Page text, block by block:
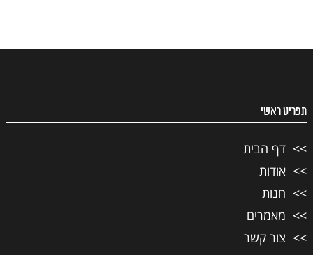
תפריט ראשי
דף הבית
אודות
חנות
מאמרים
צור קשר